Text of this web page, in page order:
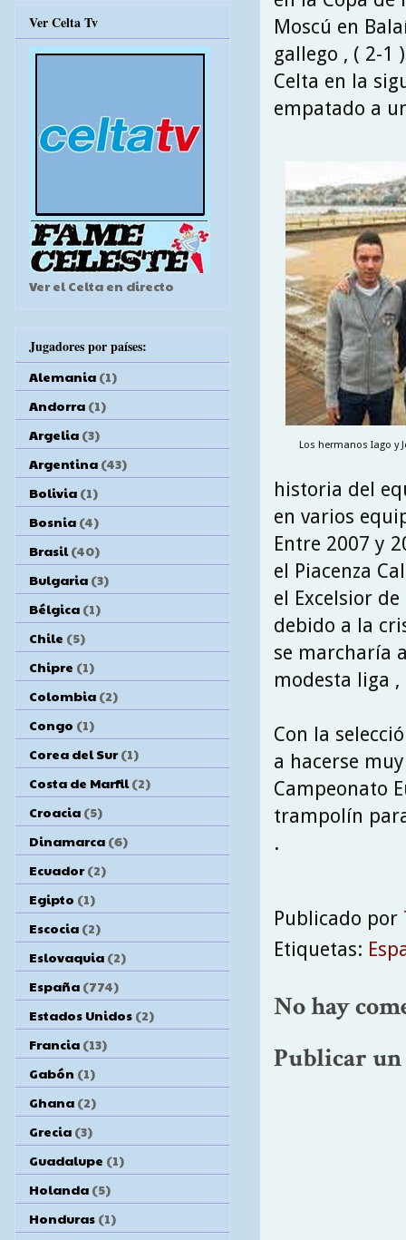
Moscú en
gallego , ( 2-
Celta en la
empatado a
Los hermanos Iago y
historia del
en varios
Entre 2007 y
el Piacenza
el Excelsior
debido a la
se marcharía
modesta liga ,
Con la
a hacerse
Campeonato
trampolín
.
Publicado por
Etiquetas:
No hay
Publicar
Ver Celta Tv
Ver el Celta en directo
Jugadores por países:
Alemania (1)
Andorra (1)
Argelia (3)
Argentina (43)
Bolivia (1)
Bosnia (4)
Brasil (40)
Bulgaria (3)
Bélgica (1)
Chile (5)
Chipre (1)
Colombia (2)
Congo (1)
Corea del Sur (1)
Costa de Marfil (2)
Croacia (5)
Dinamarca (6)
Ecuador (2)
Egipto (1)
Escocia (2)
Eslovaquia (2)
España (774)
Estados Unidos (2)
Francia (13)
Gabón (1)
Ghana (2)
Grecia (3)
Guadalupe (1)
Holanda (5)
Honduras (1)